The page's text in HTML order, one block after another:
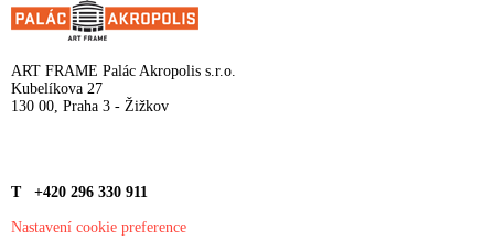
ART FRAME Palác Akropolis s.r.o.
Kubelíkova 27
130 00, Praha 3 - Žižkov
T +420 296 330 911
Nastavení cookie preference